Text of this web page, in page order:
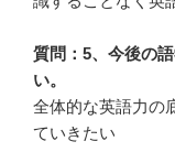
質問：5、今後の
い。
全体的な英語力の
ていきたい